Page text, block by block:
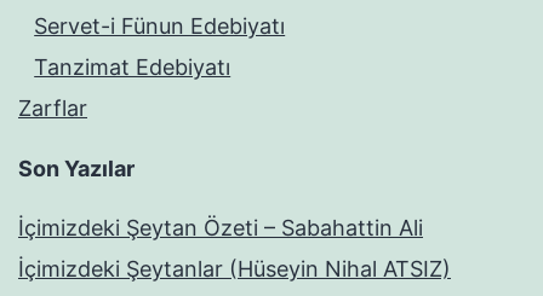
Servet-i Fünun Edebiyatı
Tanzimat Edebiyatı
Zarflar
Son Yazılar
İçimizdeki Şeytan Özeti – Sabahattin Ali
İçimizdeki Şeytanlar (Hüseyin Nihal ATSIZ)